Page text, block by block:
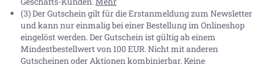
(3) Der Gutschein gilt für die Erstanmeldung zum Newsletter
und kann nur einmalig bei einer Bestellung im Onlineshop
eingelöst werden. Der Gutschein ist gültig ab einem
Mindestbestellwert von 100 EUR. Nicht mit anderen
Gutscheinen oder Aktionen kombinierbar. Keine